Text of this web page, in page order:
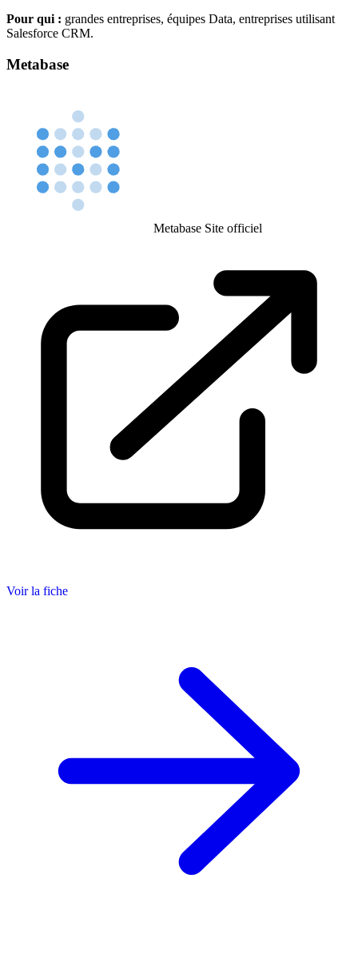
Pour qui : grandes entreprises, équipes Data, entreprises utilisant
Salesforce CRM.
Metabase
Metabase Site officiel
Voir la fiche